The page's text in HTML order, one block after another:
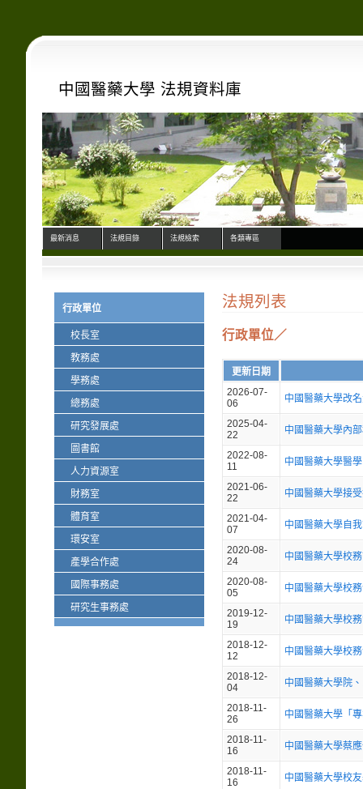
中國醫藥大學 法規資料庫
最新消息 法規目錄 法規檢索 各類專區
法規列表
行政單位／
更新日期
2026-07-
06
中國醫藥大學改
2025-04-
22
中國醫藥大學內
2022-08-
11
中國醫藥大學醫
2021-06-
22
中國醫藥大學接
2021-04-
07
中國醫藥大學自
2020-08-
24
中國醫藥大學校
2020-08-
05
中國醫藥大學校
2019-12-
19
中國醫藥大學校
2018-12-
12
中國醫藥大學校
2018-12-
04
中國醫藥大學院
2018-11-
26
中國醫藥大學「
2018-11-
16
中國醫藥大學蔡
2018-11-
16
中國醫藥大學校
行政單位
校長室
教務處
學務處
總務處
研究發展處
圖書館
人力資源室
財務室
體育室
環安室
產學合作處
國際事務處
研究生事務處